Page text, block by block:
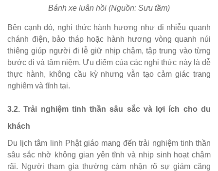
Bánh xe luân hồi (Nguồn: Sưu tầm)
Bên cạnh đó, nghi thức hành hương như đi nhiễu quanh
chánh điện, bảo tháp hoặc hành hương vòng quanh núi
thiêng giúp người đi lễ giữ nhịp chậm, tập trung vào từng
bước đi và tâm niệm. Ưu điểm của các nghi thức này là dễ
thực hành, không cầu kỳ nhưng vẫn tạo cảm giác trang
nghiêm và tĩnh tại.
3.2. Trải nghiệm tinh thần sâu sắc và lợi ích cho du
khách
Du lịch tâm linh Phật giáo mang đến trải nghiệm tinh thần
sâu sắc nhờ không gian yên tĩnh và nhịp sinh hoạt chậm
rãi. Người tham gia thường cảm nhận rõ sự giảm căng